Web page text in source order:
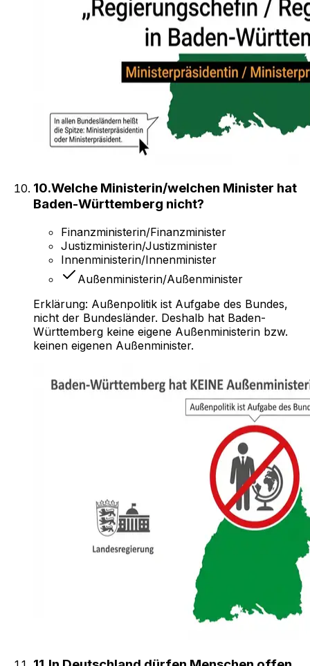
10.Welche Ministerin/welchen Minister hat
Baden-Württemberg nicht?
Finanzministerin/Finanzminister
Justizministerin/Justizminister
Innenministerin/Innenminister
Außenministerin/Außenminister
Erklärung: Außenpolitik ist Aufgabe des Bundes,
nicht der Bundesländer. Deshalb hat Baden-
Württemberg keine eigene Außenministerin bzw.
keinen eigenen Außenminister.